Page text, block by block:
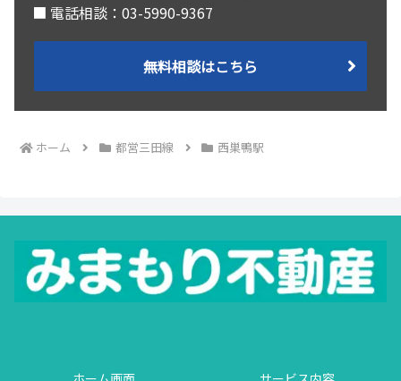
■ 電話相談：03-5990-9367
無料相談はこちら
ホーム 都営三田線 西巣鴨駅